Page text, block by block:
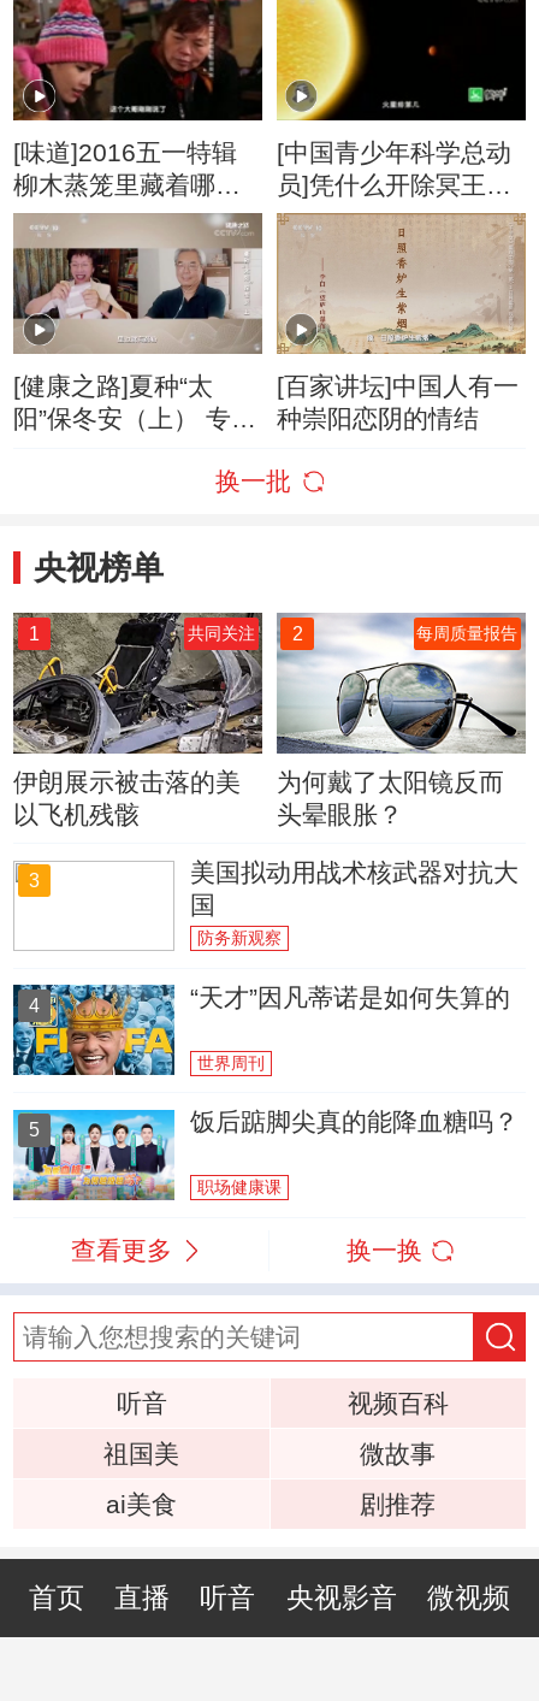
（五）
[味道]2016五一特辑
柳木蒸笼里藏着哪些
美味
[中国青少年科学总动
员]凭什么开除冥王星
行星身份？起因是人
类发现了它
[健康之路]夏种“太
阳”保冬安（上） 专家
[百家讲坛]中国人有一
种崇阳恋阴的情结
换一批
央视榜单
1 共同关注
伊朗展示被击落的美
以飞机残骸
2 每周质量报告
为何戴了太阳镜反而
头晕眼胀？
3
美国拟动用战术核武器对抗大
国
防务新观察
4 “天才”因凡蒂诺是如何失算的
世界周刊
5 饭后踮脚尖真的能降血糖吗？
职场健康课
查看更多 换一换
听音
视频百科
祖国美
微故事
ai美食
剧推荐
首页 直播 听音 央视影音 微视频